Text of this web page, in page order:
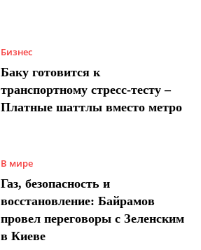
Бизнес
Баку готовится к
транспортному стресс-тесту –
Платные шаттлы вместо метро
В мире
Газ, безопасность и
восстановление: Байрамов
провел переговоры с Зеленским
в Киеве